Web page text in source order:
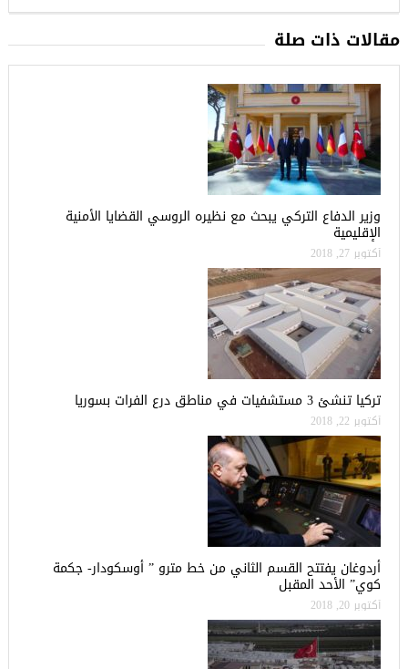
مقالات ذات صلة
وزير الدفاع التركي يبحث مع نظيره الروسي القضايا الأمنية
الإقليمية
أكتوبر 27, 2018
تركيا تنشئ 3 مستشفيات في مناطق درع الفرات بسوريا
أكتوبر 22, 2018
أردوغان يفتتح القسم الثاني من خط مترو ” أوسكودار- جكمة
كوي” الأحد المقبل
أكتوبر 20, 2018